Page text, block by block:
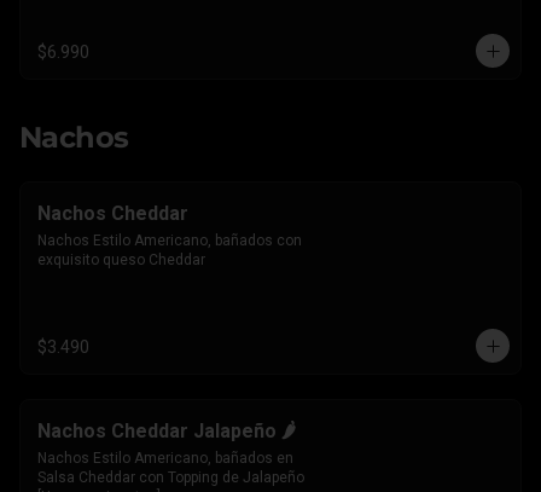
$6.990
Nachos
Nachos Cheddar
Nachos Estilo Americano, bañados con
exquisito queso Cheddar
$3.490
Nachos Cheddar Jalapeño 🌶️
Nachos Estilo Americano, bañados en
Salsa Cheddar con Topping de Jalapeño